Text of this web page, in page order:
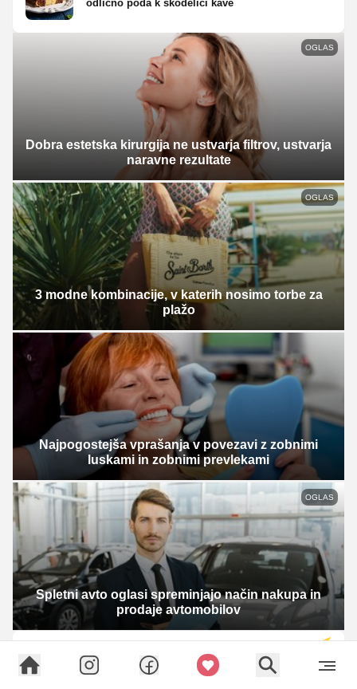
odlično poda k skodelici kave
OGLAS
Dobra estetska kirurgija ne ustvarja filtrov, ustvarja
naravne rezultate
OGLAS
3 modne kombinacije, v katerih nosimo torbe za
plažo
Najpogostejša vprašanja v povezavi z zobnimi
luskami in zobnimi prevlekami
OGLAS
Spletni avto oglasi spreminjajo način nakupa in
prodaje avtomobilov
E-novice